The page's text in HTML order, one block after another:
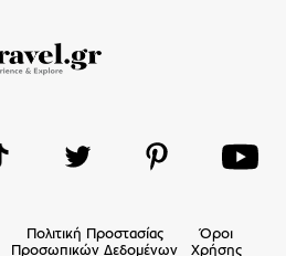
Πολιτική Προστασίας
Προσωπικών Δεδομένων
Όροι
Χρήσης